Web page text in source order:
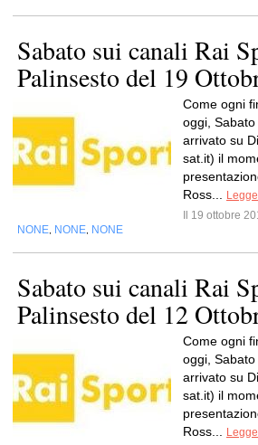
Sabato sui canali Rai
Palinsesto del 19
Come ogni
oggi,
arrivato su
sat.it) il
Ross...
Il 19 ottobre
NONE NONE NONE
Sabato sui canali Rai
Palinsesto del 12
Come ogni
oggi,
arrivato su
sat.it) il
Ross...